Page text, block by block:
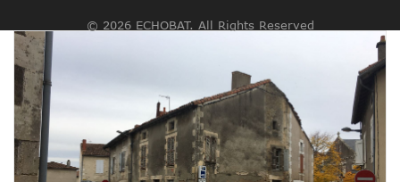
© 2026 ECHOBAT. All Rights Reserved